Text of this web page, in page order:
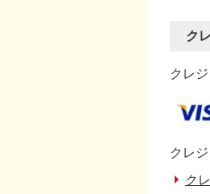
ク
クレ
クレ
ク